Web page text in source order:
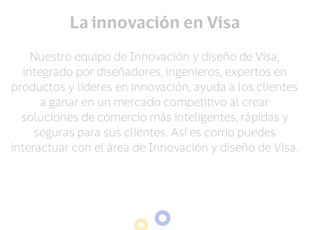
La innovación en Visa
Nuestro equipo de Innovación y diseño de Visa,
integrado por diseñadores, ingenieros, expertos en
productos y líderes en innovación, ayuda a los clientes
a ganar en un mercado competitivo al crear
soluciones de comercio más inteligentes, rápidas y
seguras para sus clientes. Así es como puedes
interactuar con el área de Innovación y diseño de Visa.